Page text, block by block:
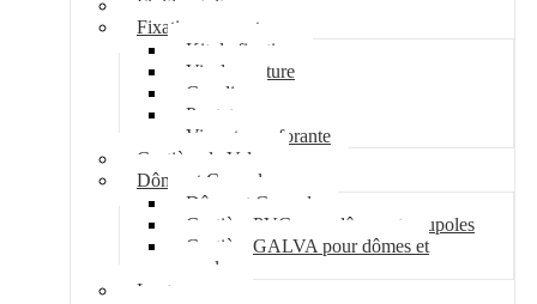
Finition toiture
Fixation couverture
Kit de fixation
Vis de couture
Cavalier
Pontet
Vis auto-perforante
Costière de Velux
Dôme et Coupole
Dôme et Coupole
Costière PVC pour dômes et coupoles
Costière GALVA pour dômes et
coupoles
Lanterneau